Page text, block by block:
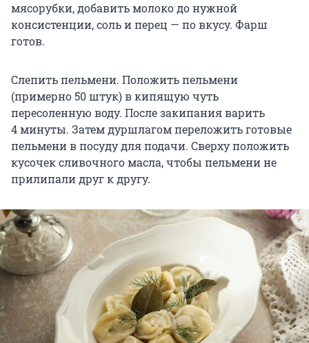
мясорубки, добавить молоко до нужной
консистенции, соль и перец — по вкусу. Фарш
готов.
Слепить пельмени. Положить пельмени
(примерно 50 штук) в кипящую чуть
пересоленную воду. После закипания варить
4 минуты. Затем дуршлагом переложить готовые
пельмени в посуду для подачи. Сверху положить
кусочек сливочного масла, чтобы пельмени не
прилипали друг к другу.